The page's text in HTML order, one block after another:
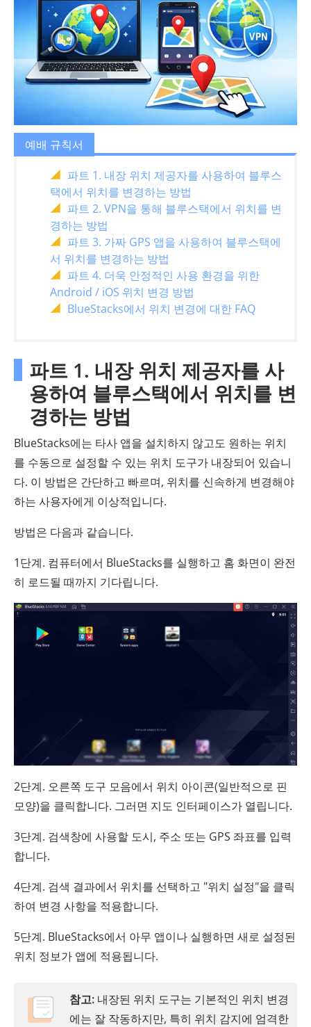
예배 규칙서
파트 1. 내장 위치 제공자를 사용하여 블루스
택에서 위치를 변경하는 방법
파트 2. VPN을 통해 블루스택에서 위치를 변
경하는 방법
파트 3. 가짜 GPS 앱을 사용하여 블루스택에
서 위치를 변경하는 방법
파트 4. 더욱 안정적인 사용 환경을 위한
Android / iOS 위치 변경 방법
BlueStacks에서 위치 변경에 대한 FAQ
파트 1. 내장 위치 제공자를 사
용하여 블루스택에서 위치를 변
경하는 방법
BlueStacks에는 타사 앱을 설치하지 않고도 원하는 위치
를 수동으로 설정할 수 있는 위치 도구가 내장되어 있습니
다. 이 방법은 간단하고 빠르며, 위치를 신속하게 변경해야
하는 사용자에게 이상적입니다.
방법은 다음과 같습니다.
1단계. 컴퓨터에서 BlueStacks를 실행하고 홈 화면이 완전
히 로드될 때까지 기다립니다.
2단계. 오른쪽 도구 모음에서 위치 아이콘(일반적으로 핀
모양)을 클릭합니다. 그러면 지도 인터페이스가 열립니다.
3단계. 검색창에 사용할 도시, 주소 또는 GPS 좌표를 입력
합니다.
4단계. 검색 결과에서 위치를 선택하고 "위치 설정"을 클릭
하여 변경 사항을 적용합니다.
5단계. BlueStacks에서 아무 앱이나 실행하면 새로 설정된
위치 정보가 앱에 적용됩니다.
참고: 내장된 위치 도구는 기본적인 위치 변경
에는 잘 작동하지만, 특히 위치 감지에 엄격한